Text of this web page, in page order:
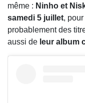
même : Ninho et
samedi 5 juillet,
probablement des
aussi de leur album